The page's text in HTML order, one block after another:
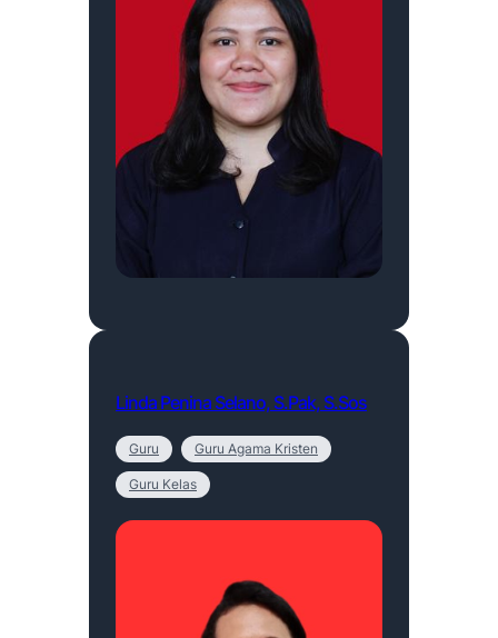
Linda Penina Selano, S.Pak, S.Sos
Guru Guru Agama Kristen
Guru Kelas